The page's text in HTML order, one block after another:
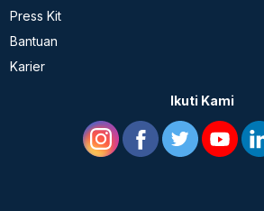
Press Kit
Bantuan
Karier
Ikuti Kami